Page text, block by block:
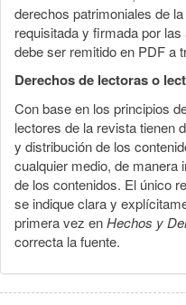
derechos patrimoniales de
requisitada y firmada por
debe ser remitido en PDF a
Derechos de lectoras o
Con base en los principios
lectores de la revista tienen
y distribución de los
cualquier medio, de manera
de los contenidos. El único
se indique clara y
primera vez enHechos y
correcta la fuente.